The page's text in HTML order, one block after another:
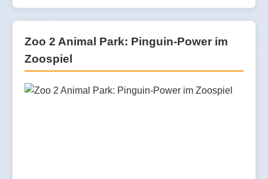
Zoo 2 Animal Park: Pinguin-Power im
Zoospiel